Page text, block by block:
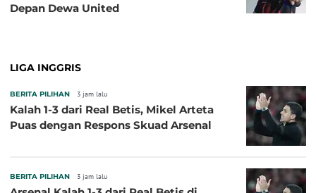
Depan Dewa United
LIGA INGGRIS
BERITA PILIHAN 3 jam lalu
Kalah 1-3 dari Real Betis, Mikel Arteta
Puas dengan Respons Skuad Arsenal
BERITA PILIHAN 3 jam lalu